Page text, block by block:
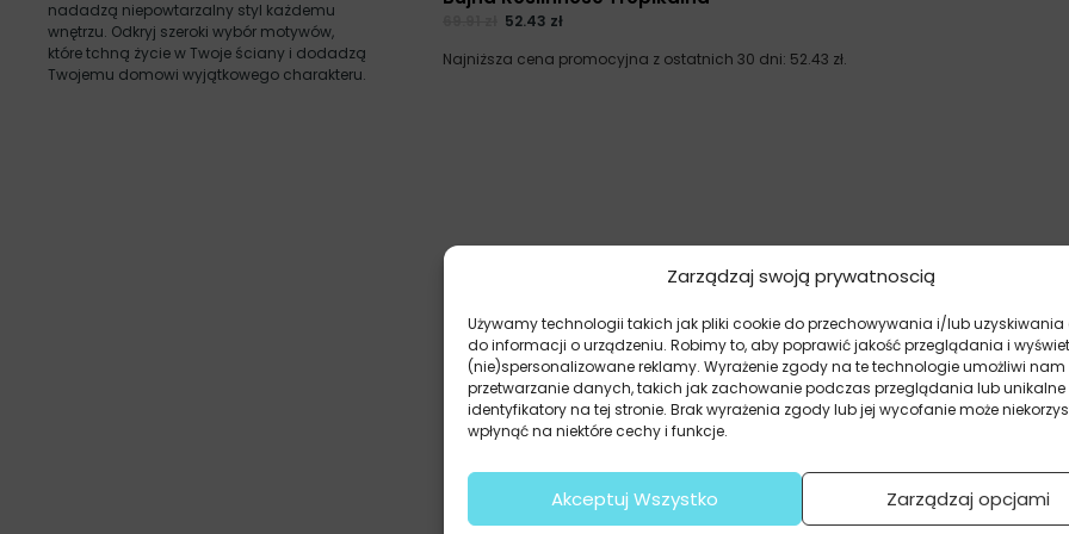
Zarządzaj swoją prywatnoscią
Używamy technologii takich jak pliki cookie do przechowywania i/lub uzyskiwania
do informacji o urządzeniu. Robimy to, aby poprawić jakość przeglądania i
(nie)spersonalizowane reklamy. Wyrażenie zgody na te technologie umożliwi nam
przetwarzanie danych, takich jak zachowanie podczas przeglądania lub unikalne
identyfikatory na tej stronie. Brak wyrażenia zgody lub jej wycofanie może
wpłynąć na niektóre cechy i funkcje.
Akceptuj Wszystko Zarządzaj opcjami
nadadzą niepowtarzalny styl każdemu
wnętrzu. Odkryj szeroki wybór motywów,
które tchną życie w Twoje ściany i dodadzą
Twojemu domowi wyjątkowego charakteru.
52.43 zł
Najniższa cena promocyjna z ostatnich 30 dni: 52.43 zł.